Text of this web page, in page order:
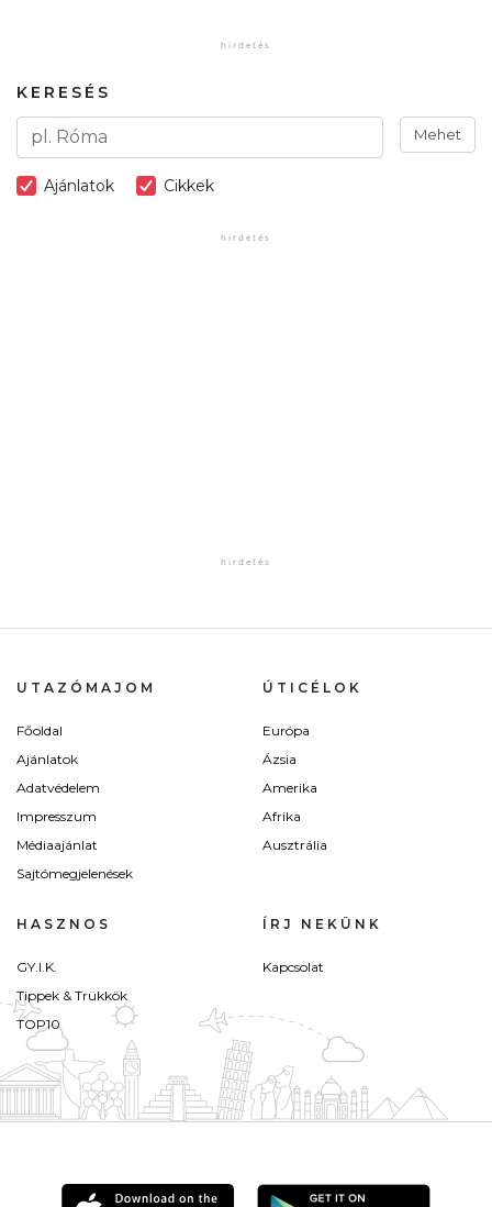
KERESÉS
Mehet
Ajánlatok Cikkek
UTAZÓMAJOM
Főoldal
Ajánlatok
Adatvédelem
Impresszum
Médiaajánlat
Sajtómegjelenések
ÚTICÉLOK
Európa
Ázsia
Amerika
Afrika
Ausztrália
HASZNOS
GY.I.K.
Tippek & Trükkök
TOP10
ÍRJ NEKÜNK
Kapcsolat